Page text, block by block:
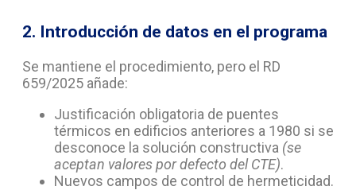
2. Introducción de datos en el programa
Se mantiene el procedimiento, pero el RD
659/2025 añade:
Justificación obligatoria de puentes
térmicos en edificios anteriores a 1980 si se
desconoce la solución constructiva (se
aceptan valores por defecto del CTE).
Nuevos campos de control de hermeticidad.